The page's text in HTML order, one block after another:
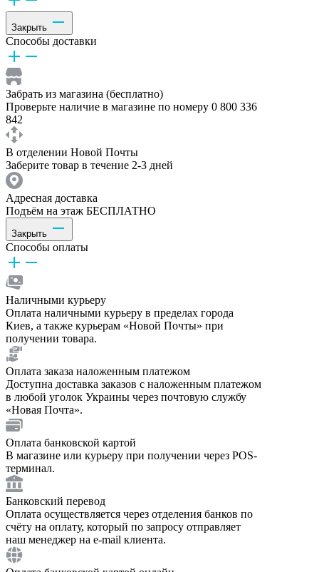
Закрыть
Способы доставки
Забрать из магазина (бесплатно)
Проверьте наличие в магазине по номеру 0 800 336
842
В отделении Новой Почты
Заберите товар в течение 2-3 дней
Адресная доставка
Подъём на этаж БЕСПЛАТНО
Закрыть
Способы оплаты
Наличными курьеру
Оплата наличными курьеру в пределах города
Киев, а также курьерам «Новой Почты» при
получении товара.
Оплата заказа наложенным платежом
Доступна доставка заказов с наложенным платежом
в любой уголок Украины через почтовую службу
«Новая Почта».
Оплата банковской картой
В магазине или курьеру при получении через POS-
терминал.
Банковский перевод
Оплата осуществляется через отделения банков по
счёту на оплату, который по запросу отправляет
наш менеджер на e-mail клиента.